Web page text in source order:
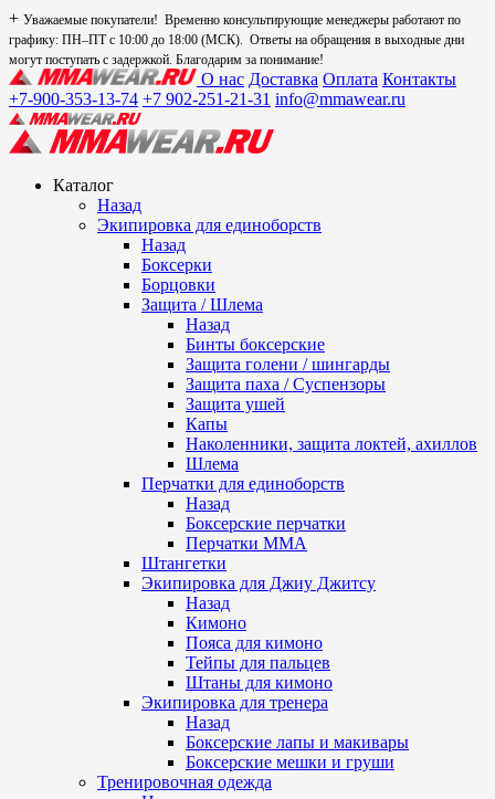
+ Уважаемые покупатели! Временно консультирующие менеджеры работают по
графику: ПН–ПТ с 10:00 до 18:00 (МСК). Ответы на обращения в выходные дни
могут поступать с задержкой. Благодарим за понимание!
О нас Доставка Оплата Контакты
+7-900-353-13-74 +7 902-251-21-31 info@mmawear.ru
Каталог
Назад
Экипировка для единоборств
Назад
Боксерки
Борцовки
Защита / Шлема
Назад
Бинты боксерские
Защита голени / шингарды
Защита паха / Суспензоры
Защита ушей
Капы
Наколенники, защита локтей, ахиллов
Шлема
Перчатки для единоборств
Назад
Боксерские перчатки
Перчатки ММА
Штангетки
Экипировка для Джиу Джитсу
Назад
Кимоно
Пояса для кимоно
Тейпы для пальцев
Штаны для кимоно
Экипировка для тренера
Назад
Боксерские лапы и макивары
Боксерские мешки и груши
Тренировочная одежда